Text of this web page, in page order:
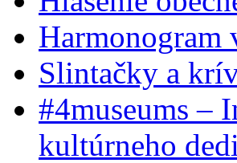
Harmonogram
Slintačky a
#4museums –
kultúrneho